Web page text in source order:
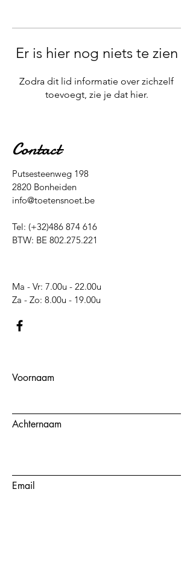
Er is hier nog niets te zien
Zodra dit lid informatie over zichzelf
toevoegt, zie je dat hier.
Contact
Putsesteenweg 198
2820 Bonheiden
info@toetensnoet.be
Tel: (+32)486 874 616
BTW: BE 802.275.221
Ma - Vr: 7.00u - 22.00u
​​Za - Zo: 8.00u - 19.00u​
Voornaam
Achternaam
Email